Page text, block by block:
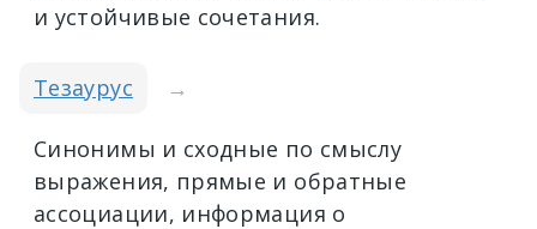
и устойчивые сочетания.
Тезаурус →
Синонимы и сходные по смыслу
выражения, прямые и обратные
ассоциации, информация о